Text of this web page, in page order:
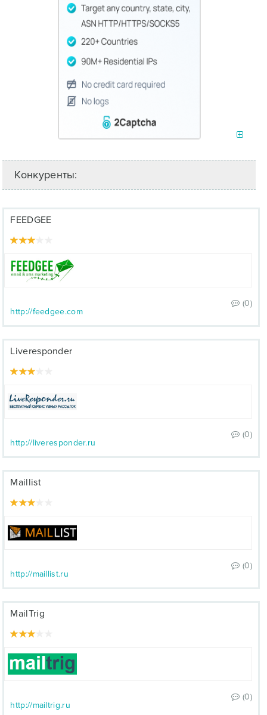
Конкуренты:
FEEDGEE
(0)
http://feedgee.com
Liveresponder
(0)
http://liveresponder.ru
Maillist
(0)
http://maillist.ru
MailTrig
(0)
http://mailtrig.ru